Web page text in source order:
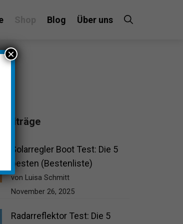
Blog Über uns
Solarregler Boot Test: Die 5
besten (Bestenliste)
von Luisa Schmitt
November 26, 2025
Radarreflektor Test: Die 5
×